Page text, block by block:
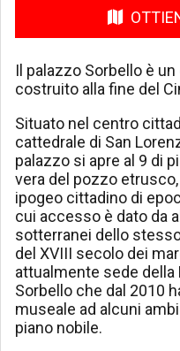
Il palazzo Sorbello è
costruito alla fine del
Situato nel centro
cattedrale di San
palazzo si apre al 9 di
vera del pozzo
ipogeo cittadino di
cui accesso è dato da
sotterranei dello
del XVIII secolo dei
attualmente sede della
Sorbello che dal 2010
museale ad alcuni
piano nobile.